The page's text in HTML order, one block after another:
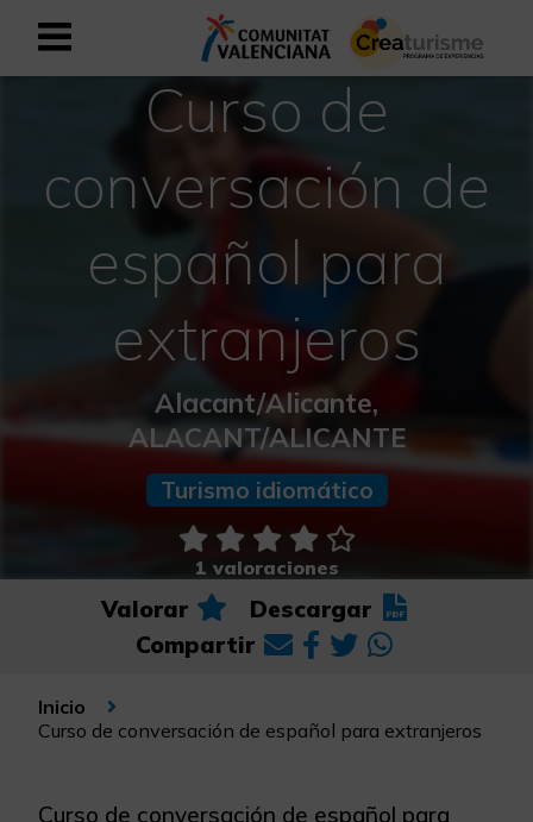
Registrarse como usuario
Registro empresarial
Español
Mediterráneo Activo-Deportivo
Mediterráneo Cultural
Mediterráneo Natural-Rural
Experiencias en otoño
Experiencias Semana Santa
Curso de
conversación de
español para
extranjeros
Alacant/Alicante,
ALACANT/ALICANTE
Turismo idiomático
1 valoraciones
Valorar
Descargar
Compartir
Inicio
Curso de conversación de español para extranjeros
Curso de conversación de español para